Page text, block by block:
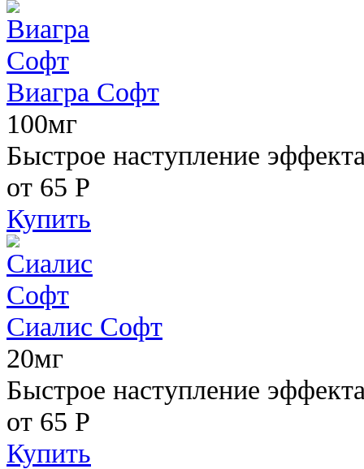
Виагра Софт
100мг
Быстрое наступление
от 65 Р
Купить
Сиалис Софт
20мг
Быстрое наступление
от 65 Р
Купить